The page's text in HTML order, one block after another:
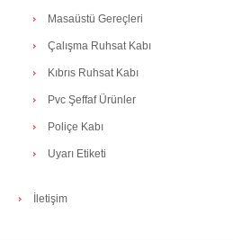
Masaüstü Gereçleri
Çalışma Ruhsat Kabı
Kıbrıs Ruhsat Kabı
Pvc Şeffaf Ürünler
Poliçe Kabı
Uyarı Etiketi
İletişim